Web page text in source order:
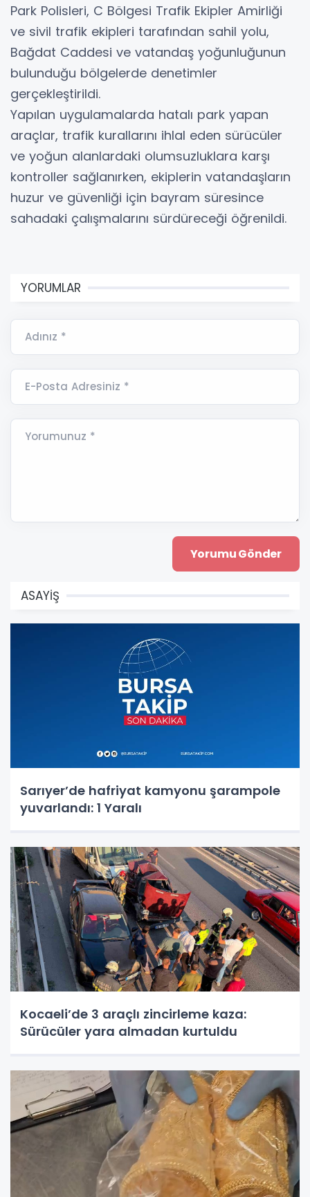
Park Polisleri, C Bölgesi Trafik Ekipler Amirliği
ve sivil trafik ekipleri tarafından sahil yolu,
Bağdat Caddesi ve vatandaş yoğunluğunun
bulunduğu bölgelerde denetimler
gerçekleştirildi.
Yapılan uygulamalarda hatalı park yapan
araçlar, trafik kurallarını ihlal eden sürücüler
ve yoğun alanlardaki olumsuzluklara karşı
kontroller sağlanırken, ekiplerin vatandaşların
huzur ve güvenliği için bayram süresince
sahadaki çalışmalarını sürdüreceği öğrenildi.
YORUMLAR
Adınız *
E-Posta Adresiniz *
Yorumunuz *
ASAYİŞ
Sarıyer’de hafriyat kamyonu şarampole
yuvarlandı: 1 Yaralı
Kocaeli’de 3 araçlı zincirleme kaza:
Sürücüler yara almadan kurtuldu